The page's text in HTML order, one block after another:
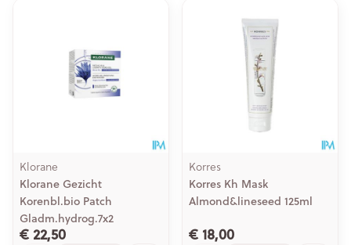
Klorane
Klorane Gezicht
Korenbl.bio Patch
Gladm.hydrog.7x2
€ 22,50
Korres
Korres Kh Mask
Almond&lineseed 125ml
€ 18,00